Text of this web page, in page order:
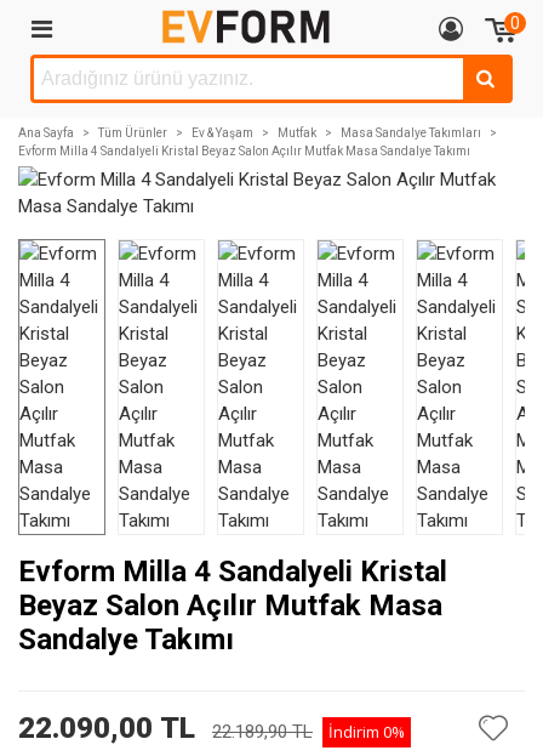
0
Ana Sayfa > Tüm Ürünler > Ev & Yaşam > Mutfak > Masa Sandalye Takımları
>
Evform Milla 4 Sandalyeli Kristal Beyaz Salon Açılır Mutfak Masa Sandalye Takımı
Evform Milla 4 Sandalyeli Kristal
Beyaz Salon Açılır Mutfak Masa
Sandalye Takımı
22.090,00 TL 22.189,90 TL İndirim 0%